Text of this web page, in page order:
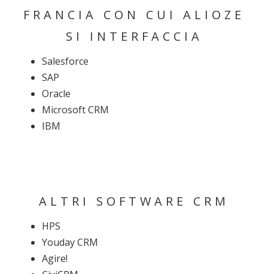
FRANCIA CON CUI ALIOZE
SI INTERFACCIA
Salesforce
SAP
Oracle
Microsoft CRM
IBM
ALTRI SOFTWARE CRM
HPS
Youday CRM
Agire!